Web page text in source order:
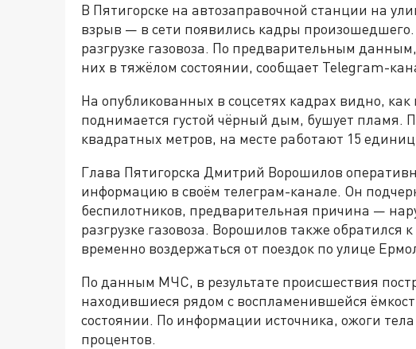
В Пятигорске на автозаправочной станции на
взрыв — в сети появились кадры
разгрузке газовоза. По предварительным
них в тяжёлом состоянии, сообщает Telegram-
На опубликованных в соцсетях кадрах видно,
поднимается густой чёрный дым, бушует пламя.
квадратных метров, на месте работают 15
Глава Пятигорска Дмитрий Ворошилов
информацию в своём телеграм-канале. Он
беспилотников, предварительная причина —
разгрузке газовоза. Ворошилов также обратился
временно воздержаться от поездок по улице
По данным МЧС, в результате происшествия
находившиеся рядом с воспламенившейся
состоянии. По информации источника, ожоги
процентов.